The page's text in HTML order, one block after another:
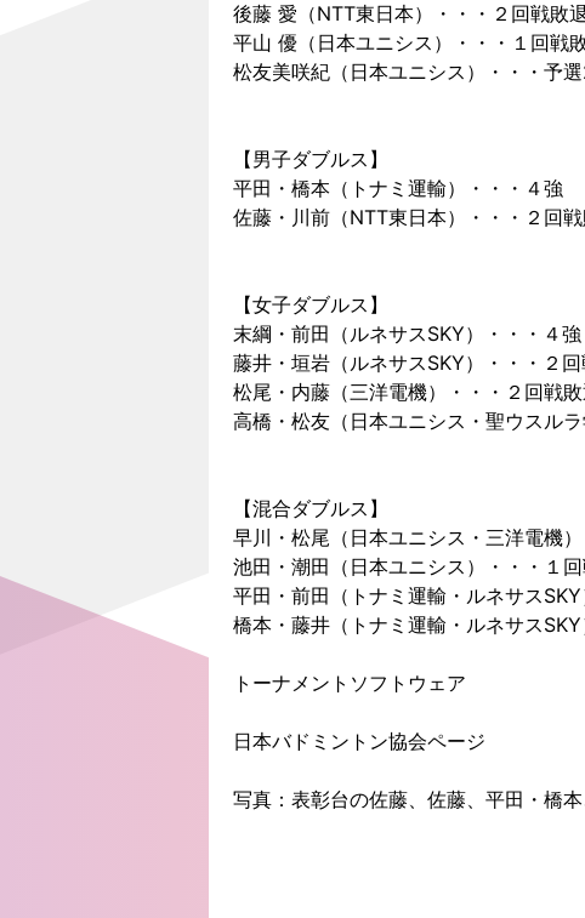
後藤 愛（NTT東日本）・・・２回戦敗退
平山 優（日本ユニシス）・・・１回戦
松友美咲紀（日本ユニシス）・・・予
【男子ダブルス】
平田・橋本（トナミ運輸）・・・４強
佐藤・川前（NTT東日本）・・・２回戦
【女子ダブルス】
末綱・前田（ルネサスSKY）・・・４強
藤井・垣岩（ルネサスSKY）・・・２回
松尾・内藤（三洋電機）・・・２回戦敗
高橋・松友（日本ユニシス・聖ウスル
【混合ダブルス】
早川・松尾（日本ユニシス・三洋電機
池田・潮田（日本ユニシス）・・・１
平田・前田（トナミ運輸・ルネサス
橋本・藤井（トナミ運輸・ルネサス
トーナメントソフトウェア
日本バドミントン協会ページ
写真：表彰台の佐藤、佐藤、平田・橋